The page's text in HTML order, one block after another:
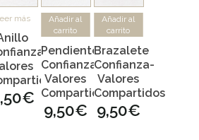
más
€
Añadir al
carrito
Pendientes
Confianza-
Valores
Compartidos
9,50€
Añadir al
carrito
Brazalete
Confianza-
Valores
Compartidos
9,50€